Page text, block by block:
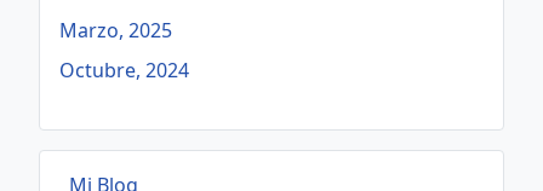
Marzo, 2025
Octubre, 2024
Mi Blog